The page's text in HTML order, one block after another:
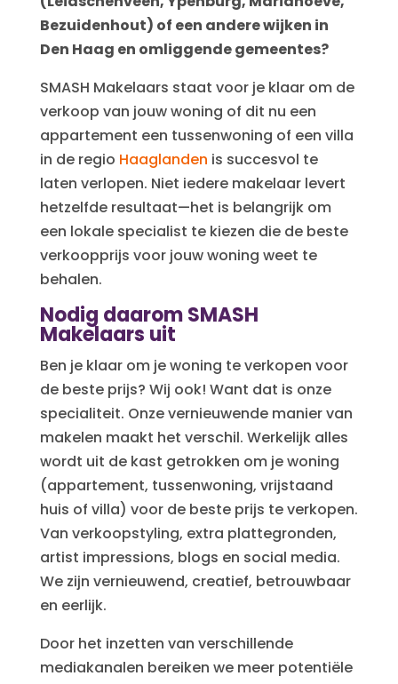
Bezuidenhout) of een andere wijken in
Den Haag en omliggende gemeentes?
SMASH Makelaars staat voor je klaar om de
verkoop van jouw woning of dit nu een
appartement een tussenwoning of een villa
in de regio Haaglanden is succesvol te
laten verlopen. Niet iedere makelaar levert
hetzelfde resultaat—het is belangrijk om
een lokale specialist te kiezen die de beste
verkoopprijs voor jouw woning weet te
behalen.
Nodig daarom SMASH
Makelaars uit
Ben je klaar om je woning te verkopen voor
de beste prijs? Wij ook! Want dat is onze
specialiteit. Onze vernieuwende manier van
makelen maakt het verschil. Werkelijk alles
wordt uit de kast getrokken om je woning
(appartement, tussenwoning, vrijstaand
huis of villa) voor de beste prijs te verkopen.
Van verkoopstyling, extra plattegronden,
artist impressions, blogs en social media.
We zijn vernieuwend, creatief, betrouwbaar
en eerlijk.
Door het inzetten van verschillende
mediakanalen bereiken we meer potentiële